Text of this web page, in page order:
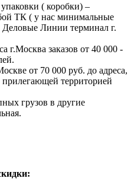
( коробки) –
ТК ( у нас минимальные
Деловые Линии терминал г.
г.Москва заказов от 40 000 -
от 70 000 руб. до адреса,
территорией
грузов в другие